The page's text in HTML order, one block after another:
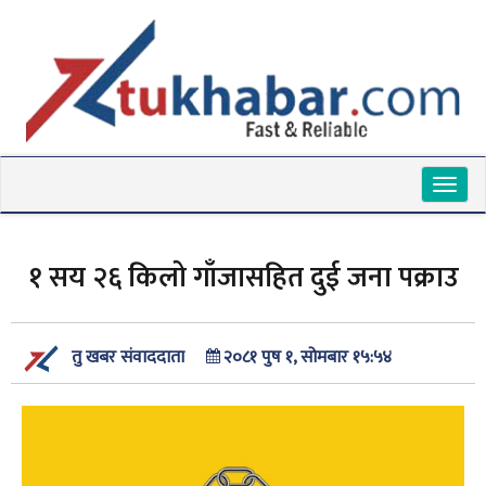
१ सय २६ किलो गाँजासहित दुई जना पक्राउ
तु खबर संवाददाता २०८१ पुष १, सोमबार १५:५४